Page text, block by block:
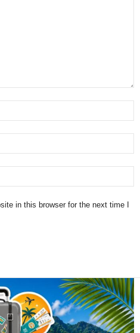
in this browser for the next time I